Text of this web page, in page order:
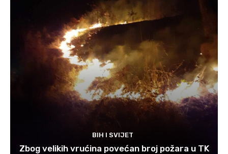
BIH I SVIJET
Zbog velikih vrućina povećan broj požara u TK